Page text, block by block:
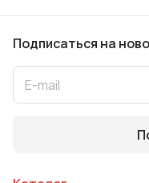
Подписаться на